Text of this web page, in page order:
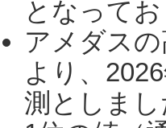
となって
アメダス
より、
測としま